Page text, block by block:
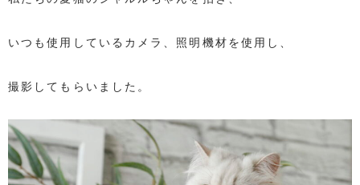
いつも使用しているカメラ、照明機材を使用し、
撮影してもらいました。